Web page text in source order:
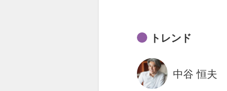
トレンド
中谷 恒夫